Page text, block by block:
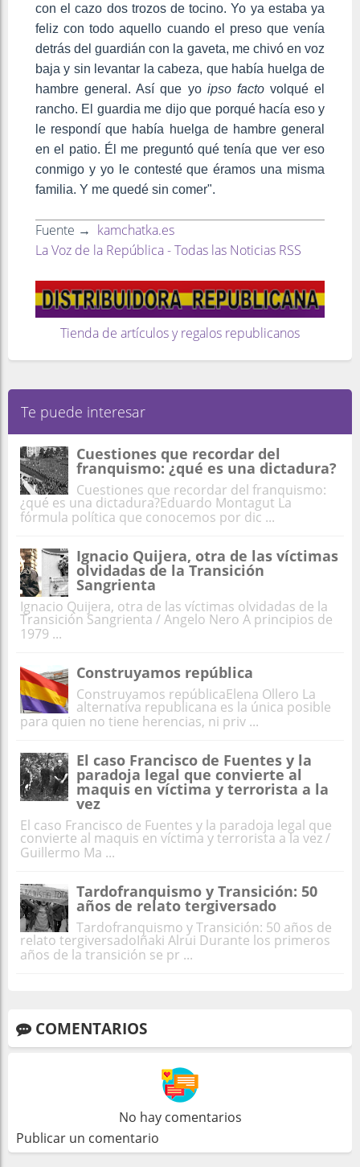
con el cazo dos trozos de tocino. Yo ya estaba ya
feliz con todo aquello cuando el preso que venía
detrás del guardián con la gaveta, me chivó en voz
baja y sin levantar la cabeza, que había huelga de
hambre general. Así que yoipso factovolqué el
rancho. El guardia me dijo que porqué hacía eso y
le respondí que había huelga de hambre general
en el patio. Él me preguntó qué tenía que ver eso
conmigo y yo le contesté que éramos una misma
familia. Y me quedé sin comer".
Fuente → kamchatka.es
La Voz de la República - Todas las Noticias RSS
Tienda de artículos y regalos republicanos
Te puede interesar
Cuestiones que recordar del
franquismo: ¿qué es una dictadura?
Cuestiones que recordar del franquismo:
¿qué es una dictadura?Eduardo Montagut La
fórmula política que conocemos por dic ...
Ignacio Quijera, otra de las víctimas
olvidadas de la Transición
Sangrienta
Ignacio Quijera, otra de las víctimas olvidadas de la
Transición Sangrienta / Angelo Nero A principios de
1979 ...
Construyamos república
Construyamos repúblicaElena Ollero La
alternativa republicana es la única posible
para quien no tiene herencias, ni priv ...
El caso Francisco de Fuentes y la
paradoja legal que convierte al
maquis en víctima y terrorista a la
vez
El caso Francisco de Fuentes y la paradoja legal que
convierte al maquis en víctima y terrorista a la vez /
Guillermo Ma ...
Tardofranquismo y Transición: 50
años de relato tergiversado
Tardofranquismo y Transición: 50 años de
relato tergiversadoIñaki Alrui Durante los primeros
años de la transición se pr ...
COMENTARIOS
No hay comentarios
Publicar un comentario